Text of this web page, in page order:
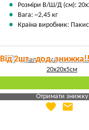
Розміри В/Ш/Д (см):
Вага: ~2,45 кг
Країна виробник:
Від 2шт - дод.
Отримати знижку
Яка Ваша ціна
favorite email